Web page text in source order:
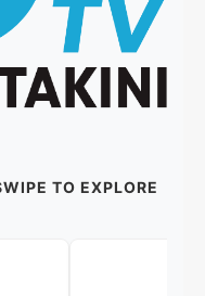
TO EXPLORE